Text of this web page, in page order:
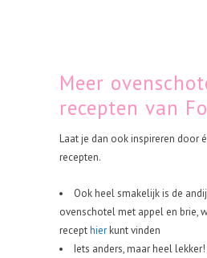
Meer
recepten van
Laat je dan ook inspireren door
recepten.
Ook heel smakelijk is de
ovenschotel met appel en brie,
recepthierkunt vinden
Iets anders, maar heel